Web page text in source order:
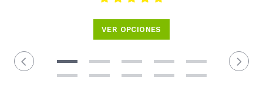
VER OPCIONES